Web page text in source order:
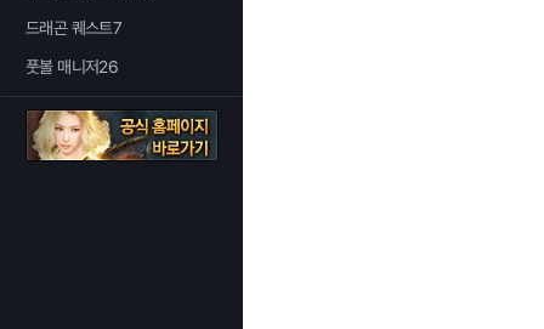
드래곤 퀘스트7
풋볼 매니저26